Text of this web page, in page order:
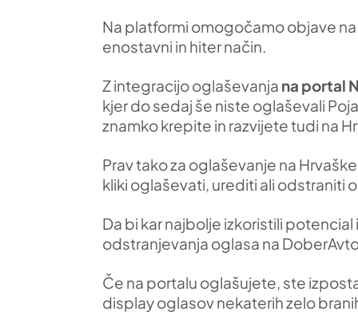
Na platformi omogočamo objave
enostavni in hiter način.
Z integracijo oglaševanja na portal
kjer do sedaj še niste oglaševali
znamko krepite in razvijete tudi na
Prav tako za oglaševanje na
kliki oglaševati, urediti ali odstraniti
Da bi kar najbolje izkoristili
odstranjevanja oglasa na
Če na portalu oglašujete, ste
display oglasov nekaterih zelo